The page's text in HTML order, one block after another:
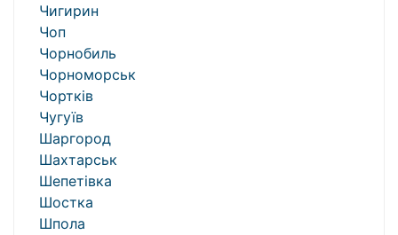
Чигирин
Чоп
Чорнобиль
Чорноморськ
Чортків
Чугуїв
Шаргород
Шахтарськ
Шепетівка
Шостка
Шпола